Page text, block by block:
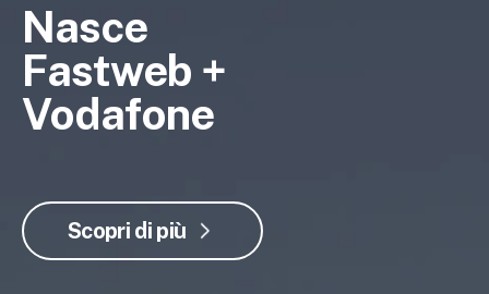
Nasce
Fastweb +
Vodafone
Scopri di più